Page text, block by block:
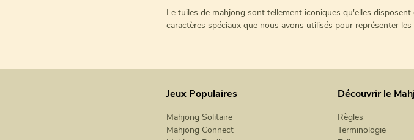
Le tuiles de mahjong sont tellement iconiques qu'elles
caractères spéciaux que nous avons utilisés pour représenter
Jeux Populaires
Mahjong Solitaire
Mahjong Connect
Découvrir le
Règles
Terminologie